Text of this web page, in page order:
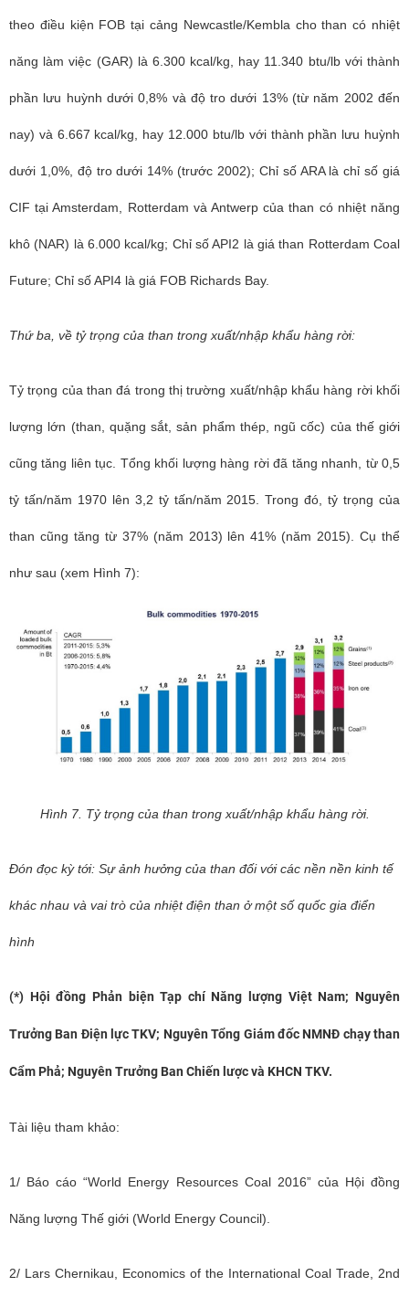
theo điều kiện FOB tại cảng Newcastle/Kembla cho than có nhiệt
năng làm việc (GAR) là 6.300 kcal/kg, hay 11.340 btu/lb với thành
phần lưu huỳnh dưới 0,8% và độ tro dưới 13% (từ năm 2002 đến
nay) và 6.667 kcal/kg, hay 12.000 btu/lb với thành phần lưu huỳnh
dưới 1,0%, độ tro dưới 14% (trước 2002); Chỉ số ARA là chỉ số giá
CIF tại Amsterdam, Rotterdam và Antwerp của than có nhiệt năng
khô (NAR) là 6.000 kcal/kg; Chỉ số API2 là giá than Rotterdam Coal
Future; Chỉ số API4 là giá FOB Richards Bay.
Thứ ba, về tỷ trọng của than trong xuất/nhập khẩu hàng rời:
Tỷ trọng của than đá trong thị trường xuất/nhập khẩu hàng rời khối
lượng lớn (than, quặng sắt, sản phẩm thép, ngũ cốc) của thế giới
cũng tăng liên tục. Tổng khối lượng hàng rời đã tăng nhanh, từ 0,5
tỷ tấn/năm 1970 lên 3,2 tỷ tấn/năm 2015. Trong đó, tỷ trọng của
than cũng tăng từ 37% (năm 2013) lên 41% (năm 2015). Cụ thể
như sau (xem Hình 7):
Hình 7. Tỷ trọng của than trong xuất/nhập khẩu hàng rời.
Đón đọc kỳ tới: Sự ảnh hưởng của than đối với các nền nền kinh tế
khác nhau và vai trò của nhiệt điện than ở một số quốc gia điển
hình
(*) Hội đồng Phản biện Tạp chí Năng lượng Việt Nam; Nguyên
Trưởng Ban Điện lực TKV; Nguyên Tổng Giám đốc NMNĐ chạy than
Cẩm Phả; Nguyên Trưởng Ban Chiến lược và KHCN TKV.
Tài liệu tham khảo:
1/ Báo cáo “World Energy Resources Coal 2016” của Hội đồng
Năng lượng Thế giới (World Energy Council).
2/ Lars Chernikau, Economics of the International Coal Trade, 2nd